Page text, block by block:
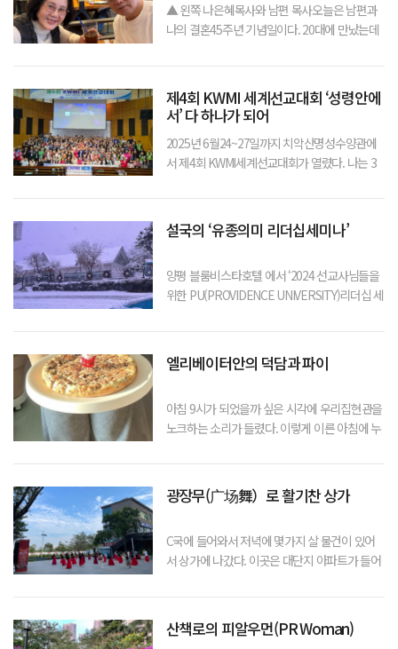
▲ 왼쪽 나은혜목사와 남편 목사오늘은 남편과
나의 결혼45주년 기념일이다. 20대에 만났는데
도 참 많이 했다. 성향이 완전히 다른 우리 두사
람은 매사에 서로 안맞을 수 밖에
제4회 KWMI 세계선교대회 ‘성령안에
서’ 다 하나가 되어
2025년 6월24~27일까지 치악산명성수양관에
서 제4회 KWMI세계선교대회가 열렸다. 나는 3
팀들이 마중나와 있었다. ▲ 왼쪽부터 선교문학
선교회 나은혜 목사와 동료들그간 비교적 자주
설국의 ‘유종의미 리더십세미나’
양평 블룸비스타호텔 에서 ‘2024 선교사님들을
위한 PU(PROVIDENCE UNIVERSITY)리더십 세
에 현대에서 직원 연수원으로 사용하던 장소였
다는데 나중에 리
엘리베이터안의 덕담과 파이
아침 9시가 되었을까 싶은 시각에 우리집현관을
노크하는 소리가 들렸다. 이렇게 이른 아침에 누
만난 이웃분인데 우리집에 오겠다고 했었어.”나
는 “아, 그래요? 어쩐 일로 이른
광장무(广场舞）로 활기찬 상가
C국에 들어와서 저녁에 몇가지 살 물건이 있어
서 상가에 나갔다. 이곳은 대단지 아파트가 들어
다양한 식당이 들어서고 병원및 영화관까지 있
는 제법 큰 상가이다. 지나가다 보니 상가 안
산책로의 피알우먼(PR Woman)